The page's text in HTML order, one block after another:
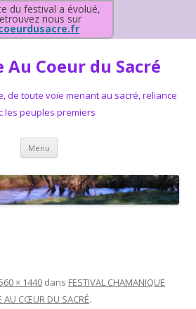
du festival a évolué,
nous sur
Au Coeur du Sacré
de toute voie menant au sacré, reliance
les peuples premiers
Menu Aller au contenu principal
× 1440 dans FESTIVAL CHAMANIQUE
AU CŒUR DU SACRÉ.